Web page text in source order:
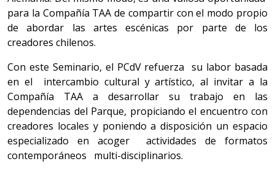
para la Compañía TAA de compartir con el modo propio
de abordar las artes escénicas por parte de los
creadores chilenos.
Con este Seminario, el PCdV refuerza su labor basada
en el intercambio cultural y artístico, al invitar a la
Compañía TAA a desarrollar su trabajo en las
dependencias del Parque, propiciando el encuentro con
creadores locales y poniendo a disposición un espacio
especializado en acoger actividades de formatos
contemporáneos multi-disciplinarios.